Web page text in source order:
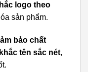
logo theo
sản phẩm.
bảo chất
tên sắc nét,